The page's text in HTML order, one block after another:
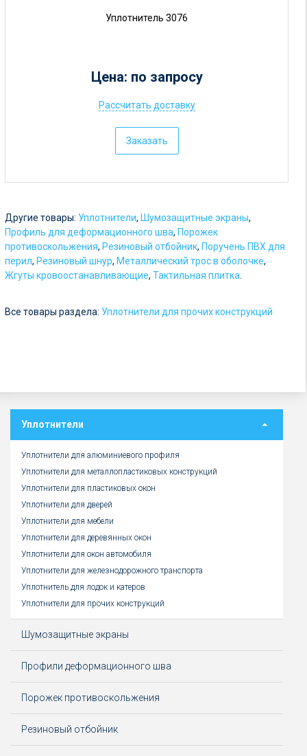
Уплотнитель 3076
Цена: по запросу
т
5
р
б
Рассчитать доставку
Заказать
Другие товары: Уплотнители, Шумозащитные экраны,
Профиль для деформационного шва, Порожек
противоскольжения, Резиновый отбойник, Поручень ПВХ для
перил, Резиновый шнур, Металлический трос в оболочке,
Жгуты кровоостанавливающие, Тактильная плитка
Все товары раздела: Уплотнители для прочих конструкций
Уплотнители
Уплотнители для алюминиевого профиля
Уплотнители для металлопластиковых конструкций
Уплотнители для пластиковых окон
Уплотнители для дверей
Уплотнители для мебели
Уплотнители для деревянных окон
Уплотнители для окон автомобиля
Уплотнители для железнодорожного транспорта
Уплотнитель для лодок и катеров
Уплотнители для прочих конструкций
Шумозащитные экраны
Профили деформационного шва
Порожек противоскольжения
Резиновый отбойник